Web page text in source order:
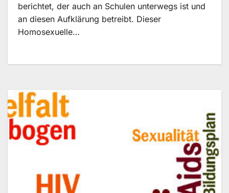
berichtet, der auch an Schulen unterwegs ist und
an diesen Aufklärung betreibt. Dieser
Homosexuelle…